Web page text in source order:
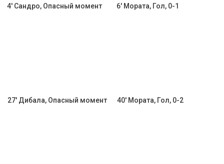
4' Сандро, Опасный момент 6' Мората, Гол, 0-1
27' Дибала, Опасный момент 40' Мората, Гол, 0-2